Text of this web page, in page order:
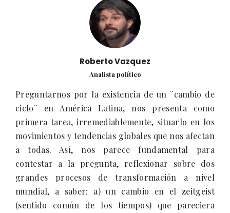
Roberto Vazquez
Analista político
Preguntarnos por la existencia de un ¨cambio de
ciclo¨ en América Latina, nos presenta como
primera tarea, irremediablemente, situarlo en los
movimientos y tendencias globales que nos afectan
a todas. Así, nos parece fundamental para
contestar a la pregunta, reflexionar sobre dos
grandes procesos de transformación a nivel
mundial, a saber: a) un cambio en el zeitgeist
(sentido común de los tiempos) que pareciera